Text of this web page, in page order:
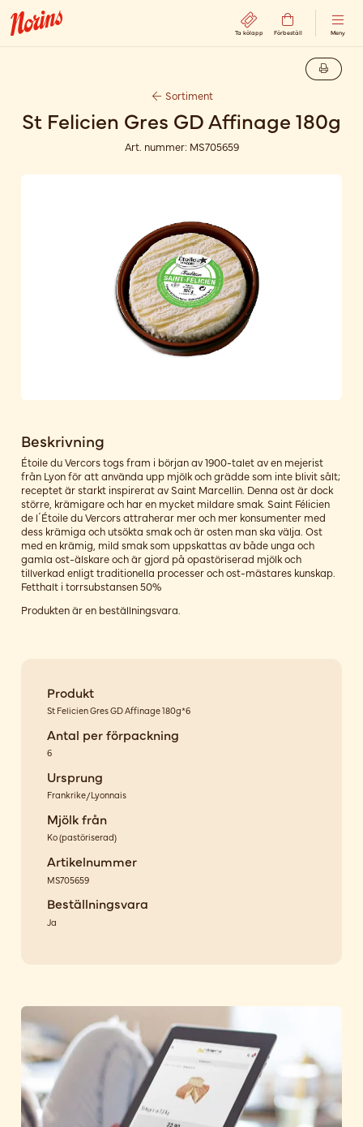
Ta kölapp Förbeställ Meny
Sortiment
St Felicien Gres GD Affinage 180g
Art. nummer: MS705659
Beskrivning
Étoile du Vercors togs fram i början av 1900-talet av en mejerist
från Lyon för att använda upp mjölk och grädde som inte blivit sålt;
receptet är starkt inspirerat av Saint Marcellin. Denna ost är dock
större, krämigare och har en mycket mildare smak. Saint Félicien
de l´Étoile du Vercors attraherar mer och mer konsumenter med
dess krämiga och utsökta smak och är osten man ska välja. Ost
med en krämig, mild smak som uppskattas av både unga och
gamla ost-älskare och är gjord på opastöriserad mjölk och
tillverkad enligt traditionella processer och ost-mästares kunskap.
Fetthalt i torrsubstansen 50%
Produkten är en beställningsvara.
Produkt
St Felicien Gres GD Affinage 180g*6
Antal per förpackning
6
Ursprung
Frankrike/Lyonnais
Mjölk från
Ko(pastöriserad)
Artikelnummer
MS705659
Beställningsvara
Ja